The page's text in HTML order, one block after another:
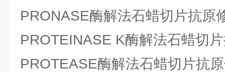
PRONASE酶解法石蜡切片抗原
PROTEINASE K酶解法石蜡切
PROTEASE酶解法石蜡切片抗